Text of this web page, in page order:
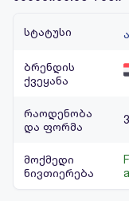
სტატუსი
ბრენდის
ქვეყანა
რაოდენობა
და ფორმა
მოქმედი
ნივთიერება